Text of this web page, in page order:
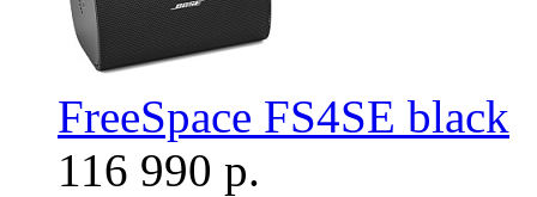
FreeSpace FS4SE black
116 990 р.